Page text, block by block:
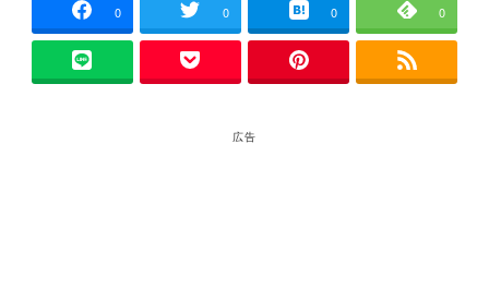
0 0 0 0
広告